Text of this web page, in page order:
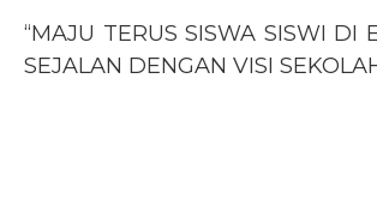
“MAJU TERUS SISWA SISWI DI
SEJALAN DENGAN VISI